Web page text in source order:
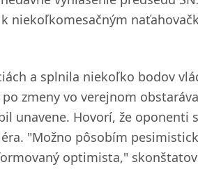
niekoľkomesačným
a splnila niekoľko bodov
zmeny vo verejnom
unavene. Hovorí, že oponenti
"Možno pôsobím
optimista,"